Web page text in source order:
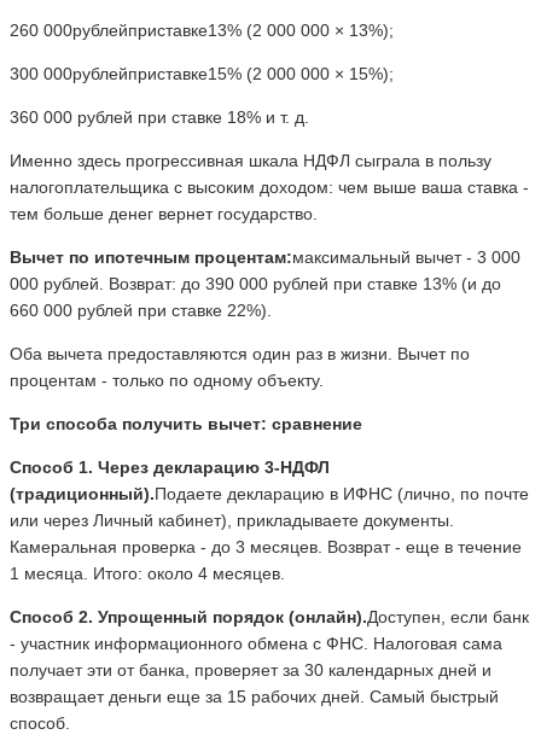
260 000рублейприставке13% (2 000 000 × 13%);
300 000рублейприставке15% (2 000 000 × 15%);
360 000 рублей при ставке 18% и т. д.
Именно здесь прогрессивная шкала НДФЛ сыграла в пользу
налогоплательщика с высоким доходом: чем выше ваша ставка -
тем больше денег вернет государство.
Вычет по ипотечным процентам:максимальный вычет - 3 000
000 рублей. Возврат: до 390 000 рублей при ставке 13% (и до
660 000 рублей при ставке 22%).
Оба вычета предоставляются один раз в жизни. Вычет по
процентам - только по одному объекту.
Три способа получить вычет: сравнение
Способ 1. Через декларацию 3-НДФЛ
(традиционный).Подаете декларацию в ИФНС (лично, по почте
или через Личный кабинет), прикладываете документы.
Камеральная проверка - до 3 месяцев. Возврат - еще в течение
1 месяца. Итого: около 4 месяцев.
Способ 2. Упрощенный порядок (онлайн).Доступен, если банк
- участник информационного обмена с ФНС. Налоговая сама
получает эти от банка, проверяет за 30 календарных дней и
возвращает деньги еще за 15 рабочих дней. Самый быстрый
способ.